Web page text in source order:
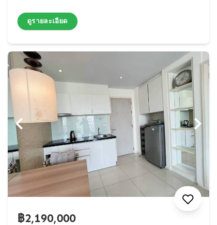
ดูรายละเอียด
฿2,190,000